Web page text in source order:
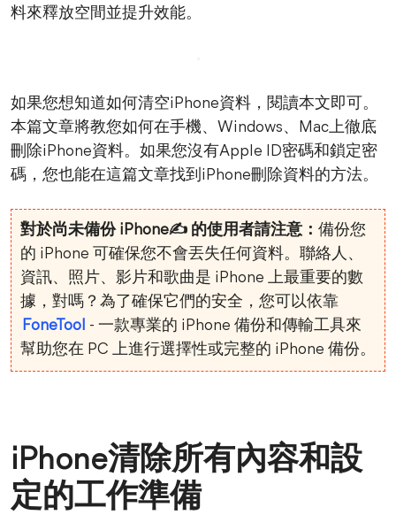
料來釋放空間並提升效能。
如果您想知道如何清空iPhone資料，閱讀本文即可。
本篇文章將教您如何在手機、Windows、Mac上徹底
刪除iPhone資料。如果您沒有Apple ID密碼和鎖定密
碼，您也能在這篇文章找到iPhone刪除資料的方法。
對於尚未備份 iPhone✍ 的使用者請注意： 備份您
的 iPhone 可確保您不會丟失任何資料。聯絡人、
資訊、照片、影片和歌曲是 iPhone 上最重要的數
據，對嗎？為了確保它們的安全，您可以依靠
FoneTool - 一款專業的 iPhone 備份和傳輸工具來
幫助您在 PC 上進行選擇性或完整的 iPhone 備份。
iPhone清除所有內容和設
定的工作準備